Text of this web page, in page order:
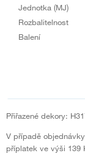
Jednotka (MJ)
Rozbalitelnost
Balení
Přiřazené dekory:
V případě
příplatek ve výši 139